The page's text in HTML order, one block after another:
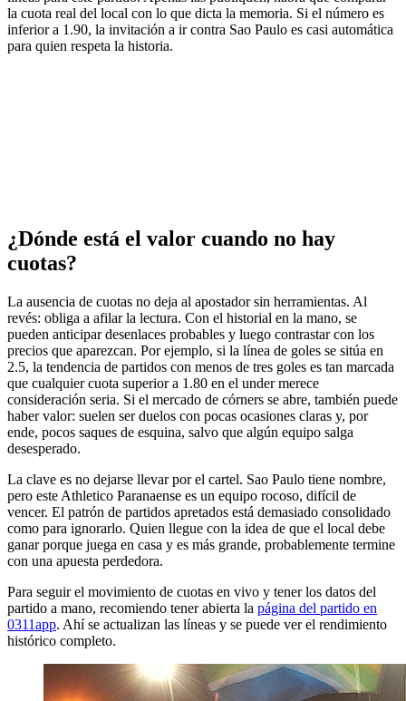
la cuota real del local con lo que dicta la memoria. Si el número es
inferior a 1.90, la invitación a ir contra Sao Paulo es casi automática
para quien respeta la historia.
¿Dónde está el valor cuando no hay
cuotas?
La ausencia de cuotas no deja al apostador sin herramientas. Al
revés: obliga a afilar la lectura. Con el historial en la mano, se
pueden anticipar desenlaces probables y luego contrastar con los
precios que aparezcan. Por ejemplo, si la línea de goles se sitúa en
2.5, la tendencia de partidos con menos de tres goles es tan marcada
que cualquier cuota superior a 1.80 en el under merece
consideración seria. Si el mercado de córners se abre, también puede
haber valor: suelen ser duelos con pocas ocasiones claras y, por
ende, pocos saques de esquina, salvo que algún equipo salga
desesperado.
La clave es no dejarse llevar por el cartel. Sao Paulo tiene nombre,
pero este Athletico Paranaense es un equipo rocoso, difícil de
vencer. El patrón de partidos apretados está demasiado consolidado
como para ignorarlo. Quien llegue con la idea de que el local debe
ganar porque juega en casa y es más grande, probablemente termine
con una apuesta perdedora.
Para seguir el movimiento de cuotas en vivo y tener los datos del
partido a mano, recomiendo tener abierta la página del partido en
0311app. Ahí se actualizan las líneas y se puede ver el rendimiento
histórico completo.